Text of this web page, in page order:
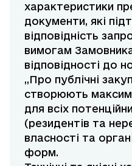
характеристики
документи, які
відповідність
вимогам
відповідності до
,,Про публічні
створюють
для всіх
(резидентів та
власності та
форм.